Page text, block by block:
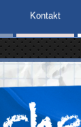
Kontakt